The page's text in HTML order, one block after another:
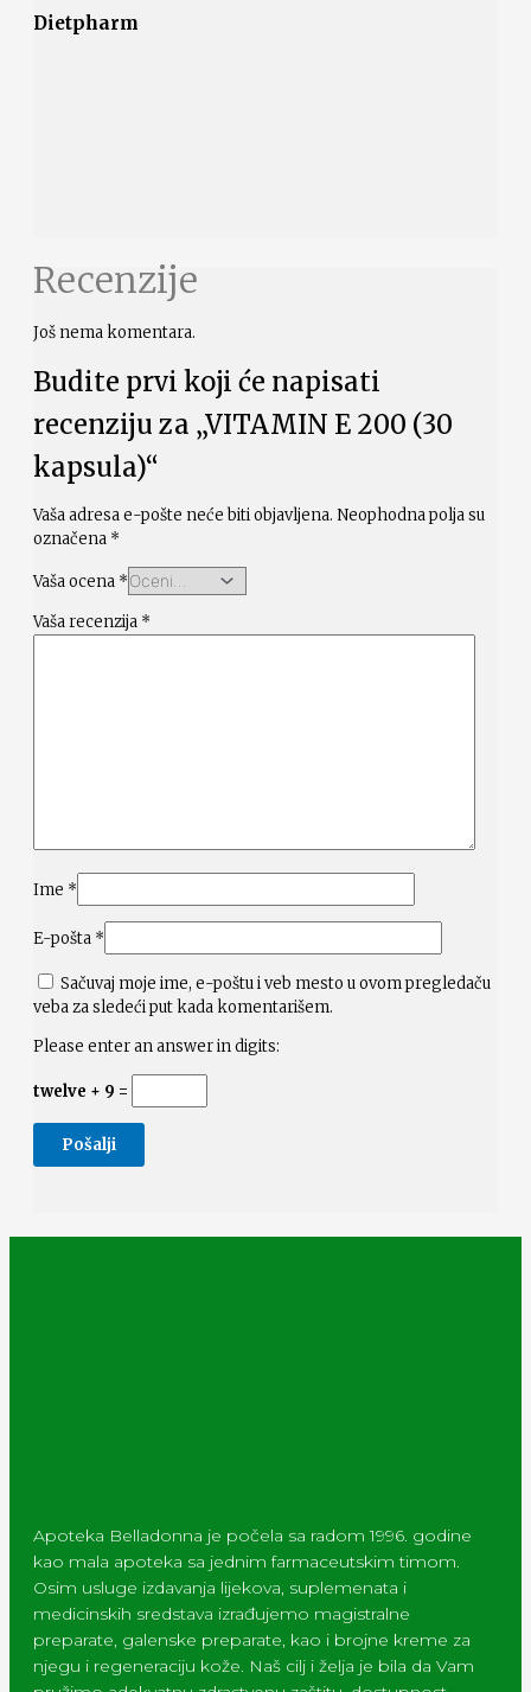
Dietpharm
Recenzije
Još nema komentara.
Budite prvi koji će napisati
recenziju za „VITAMIN E 200 (30
kapsula)“
Vaša adresa e-pošte neće biti objavljena. Neophodna polja su
označena *
Vaša ocena *
Vaša recenzija *
Ime *
E-pošta *
Sačuvaj moje ime, e-poštu i veb mesto u ovom pregledaču
veba za sledeći put kada komentarišem.
Please enter an answer in digits:
twelve + 9 =
Apoteka Belladonna je počela sa radom 1996. godine
kao mala apoteka sa jednim farmaceutskim timom.
Osim usluge izdavanja lijekova, suplemenata i
medicinskih sredstava izrađujemo magistralne
preparate, galenske preparate, kao i brojne kreme za
njegu i regeneraciju kože. Naš cilj i želja je bila da Vam